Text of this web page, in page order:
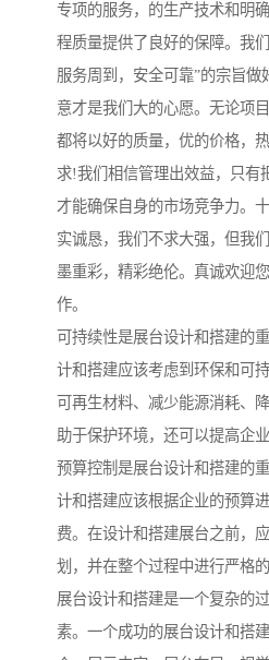
专项的服务，的生产技术和明
程质量提供了良好的保障。我
服务周到，安全可靠”的宗旨
意才是我们大的心愿。无论项
都将以好的质量，优的价格，
求!我们相信管理出效益，只有
才能确保自身的市场竞争力。
实诚恳，我们不求大强，但我
墨重彩，精彩绝伦。真诚欢迎
作。
可持续性是展台设计和搭建的
计和搭建应该考虑到环保和可
可再生材料、减少能源消耗、
助于保护环境，还可以提高企
预算控制是展台设计和搭建的
计和搭建应该根据企业的预算
费。在设计和搭建展台之前，
划，并在整个过程中进行严格的
展台设计和搭建是一个复杂的
素。一个成功的展台设计和搭